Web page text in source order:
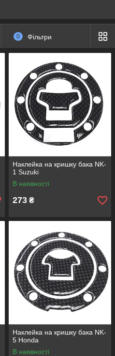
0 Фільтри
Наклейка на кришку бака NK-
1 Suzuki
В наявності
273 ₴
Наклейка на кришку бака NK-
5 Honda
В наявності